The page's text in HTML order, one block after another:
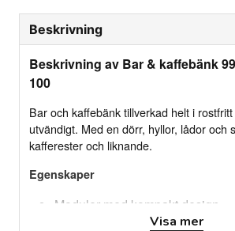
Beskrivning
Beskrivning av Bar & kaffebänk
100
Bar och kaffebänk tillverkad helt i
utvändigt. Med en dörr, hyllor, lådor och
kafferester och liknande.
Egenskaper
Moduler med kompakt design
Ytterhölje av rostfritt stål AISI-
Visa mer